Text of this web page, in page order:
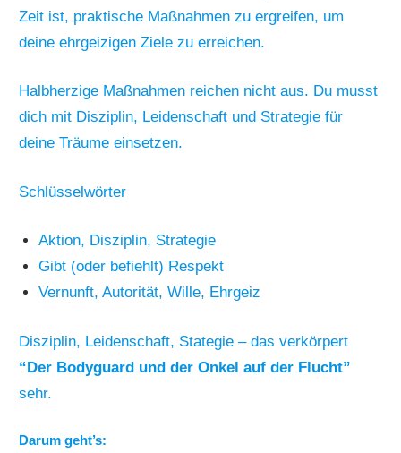
Zeit ist, praktische Maßnahmen zu ergreifen, um
deine ehrgeizigen Ziele zu erreichen.
Halbherzige Maßnahmen reichen nicht aus. Du musst
dich mit Disziplin, Leidenschaft und Strategie für
deine Träume einsetzen.
Schlüsselwörter
Aktion, Disziplin, Strategie
Gibt (oder befiehlt) Respekt
Vernunft, Autorität, Wille, Ehrgeiz
Disziplin, Leidenschaft, Stategie – das verkörpert
“Der Bodyguard und der Onkel auf der Flucht”
sehr.
Darum geht’s: